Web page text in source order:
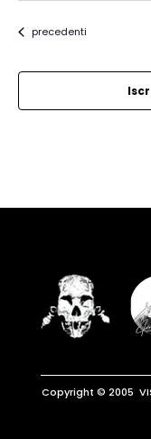
data.
Eventi
precedenti
Copyright © 2005